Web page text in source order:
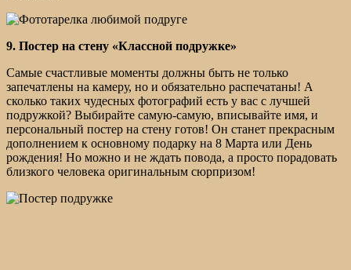
9. Постер на стену «Классной подружке»
Самые счастливые моменты должны быть не только
запечатлены на камеру, но и обязательно распечатаны! А
сколько таких чудесных фотографий есть у вас с лучшей
подружкой? Выбирайте самую-самую, вписывайте имя, и
персональный постер на стену готов! Он станет прекрасным
дополнением к основному подарку на 8 Марта или День
рождения! Но можно и не ждать повода, а просто порадовать
близкого человека оригинальным сюрпризом!